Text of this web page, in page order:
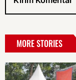
MORE STORIES